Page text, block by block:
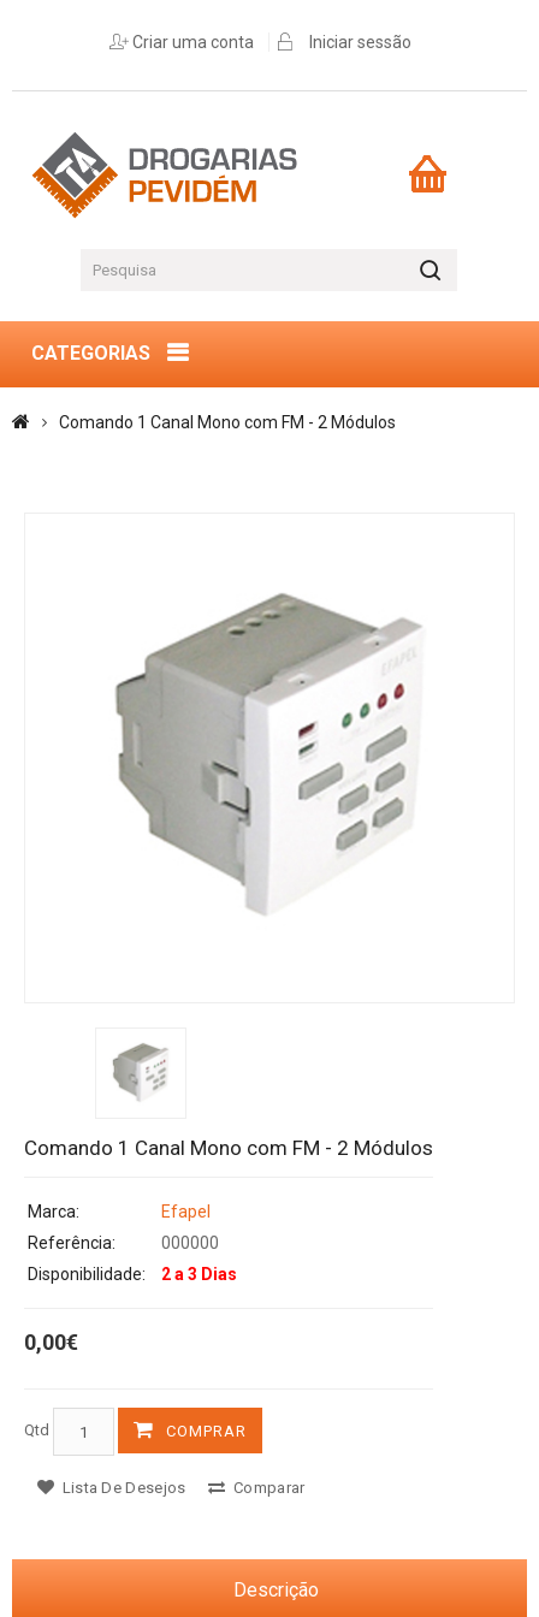
Criar uma conta Iniciar sessão
CATEGORIAS
Comando 1 Canal Mono com FM - 2 Módulos
Comando 1 Canal Mono com FM - 2 Módulos
Marca:
Efapel
Referência:
000000
Disponibilidade:
2 a 3 Dias
0,00€
Qtd COMPRAR
Lista De Desejos Comparar
Descrição